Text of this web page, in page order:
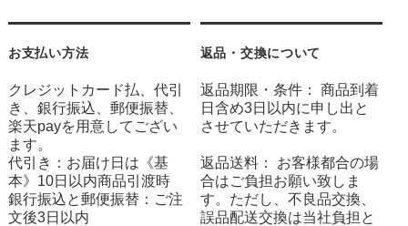
お支払い方法
クレジットカード払、代引
き、銀行振込、郵便振替、
楽天payを用意してござい
ます。
代引き：お届け日は《基
本》10日以内商品引渡時
銀行振込と郵便振替：ご注
文後3日以内
返品・交換について
返品期限・条件： 商品到着
日含め3日以内に申し出と
させていただきます。
返品送料： お客様都合の場
合はご負担お願い致しま
す。ただし、不良品交換、
誤品配送交換は当社負担と